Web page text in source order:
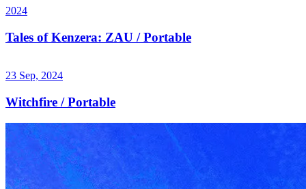
2024
Tales of Kenzera: ZAU / Portable
23 Sep, 2024
Witchfire / Portable